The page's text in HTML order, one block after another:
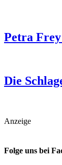
Petra
Die
Anzeige
Folge uns bei